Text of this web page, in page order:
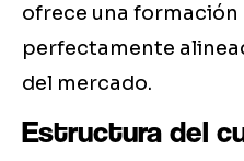
ofrece una
perfectamente
del mercado.
Estructura del